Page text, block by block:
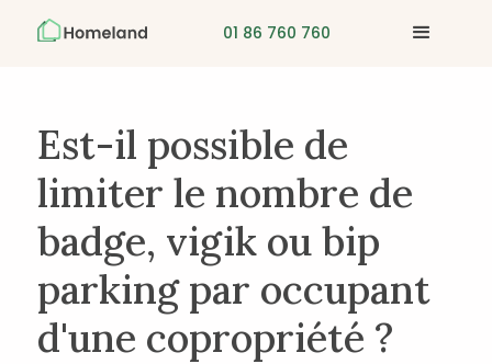
01 86 760 760
Est-il possible de
limiter le nombre de
badge, vigik ou bip
parking par occupant
d'une copropriété ?